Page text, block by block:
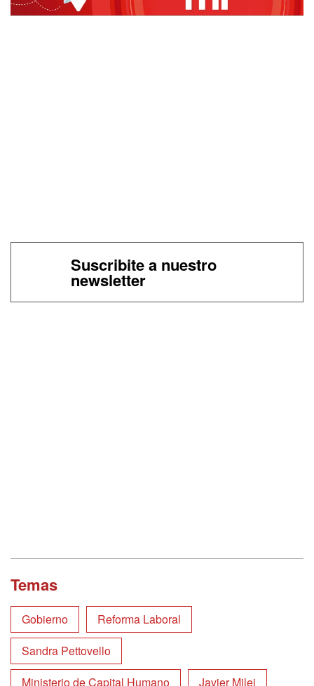
Suscribite a nuestro
newsletter
Temas
Gobierno
Reforma Laboral
Sandra Pettovello
Ministerio de Capital Humano
Javier Milei